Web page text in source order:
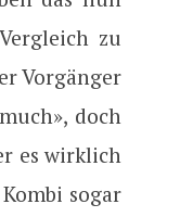
zu
Vorgänger
doch
es wirklich
sogar